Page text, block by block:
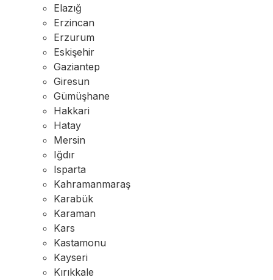
Elazığ
Erzincan
Erzurum
Eskişehir
Gaziantep
Giresun
Gümüşhane
Hakkari
Hatay
Mersin
Iğdır
Isparta
Kahramanmaraş
Karabük
Karaman
Kars
Kastamonu
Kayseri
Kırıkkale